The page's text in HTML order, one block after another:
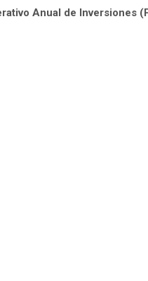
Anual de Inversiones